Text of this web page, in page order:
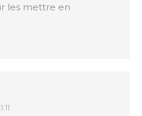
les mettre en